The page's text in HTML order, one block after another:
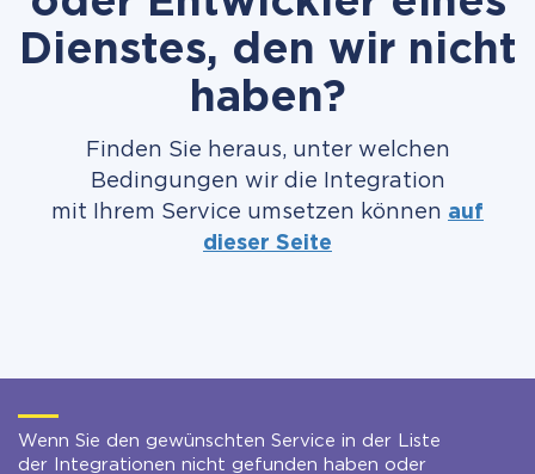
Dienstes, den wir nicht
haben?
Finden Sie heraus, unter welchen
Bedingungen wir die Integration
mit Ihrem Service umsetzen können auf
dieser Seite
Wenn Sie den gewünschten Service in der Liste
der Integrationen nicht gefunden haben oder